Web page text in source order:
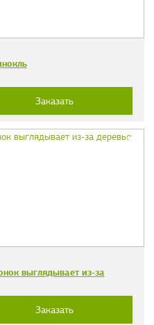
Заказать
выглядывает из-за
Заказать